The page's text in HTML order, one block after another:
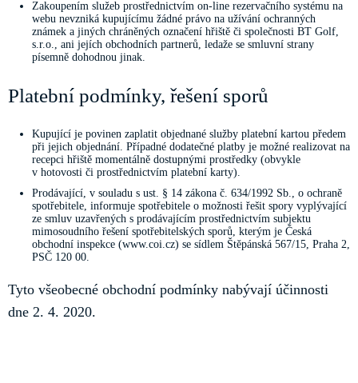
Zakoupením služeb prostřednictvím on-line rezervačního systému na
webu nevzniká kupujícímu žádné právo na užívání ochranných
známek a jiných chráněných označení hřiště či společnosti BT Golf,
s.r.o., ani jejích obchodních partnerů, ledaže se smluvní strany
písemně dohodnou jinak.
Platební podmínky, řešení sporů
Kupující je povinen zaplatit objednané služby platební kartou předem
při jejich objednání. Případné dodatečné platby je možné realizovat na
recepci hřiště momentálně dostupnými prostředky (obvykle
v hotovosti či prostřednictvím platební karty).
Prodávající, v souladu s ust. § 14 zákona č. 634/1992 Sb., o ochraně
spotřebitele, informuje spotřebitele o možnosti řešit spory vyplývající
ze smluv uzavřených s prodávajícím prostřednictvím subjektu
mimosoudního řešení spotřebitelských sporů, kterým je Česká
obchodní inspekce (www.coi.cz) se sídlem Štěpánská 567/15, Praha 2,
PSČ 120 00.
Tyto všeobecné obchodní podmínky nabývají účinnosti
dne 2. 4. 2020.